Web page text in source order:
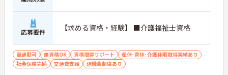
応募要件 【求める資格・経験】 ■介護福祉士資格
車通勤可 無資格OK 資格取得サポート
産休･育休･介護休暇取得実績あり
社会保険完備
交通費支給 退職金制度あり